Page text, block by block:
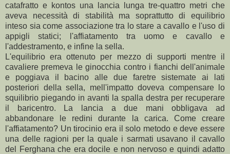
catafratto e kontos una lancia lunga tre-quattro metri che
aveva necessità di stabilità ma soprattutto di equilibrio
inteso sia come associazione tra lo stare a cavallo e l'uso di
appigli statici; l'affiatamento tra uomo e cavallo e
l'addestramento, e infine la sella.
L'equilibrio era ottenuto per mezzo di supporti mentre il
cavaliere premeva le ginocchia contro i fianchi dell'animale
e poggiava il bacino alle due faretre sistemate ai lati
posteriori della sella, mell'impatto doveva compensare lo
squilibrio piegando in avanti la spalla destra per recuperare
il baricentro. La lancia a due mani obbligava ad
abbandonare le redini durante la carica. Come creare
l'affiatamento? Un tirocinio era il solo metodo e deve essere
una delle ragioni per la quale i sarmati usavano il cavallo
del Ferghana che era docile e non nervoso e quindi adatto